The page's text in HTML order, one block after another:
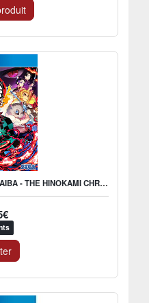
DEMON SLAYER : KIMETSU NO YAIBA - THE HINOKAMI CHRONICLES